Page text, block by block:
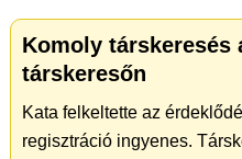
Komoly társkeresés
társkeresőn
Kata felkeltette az
regisztráció ingyenes.